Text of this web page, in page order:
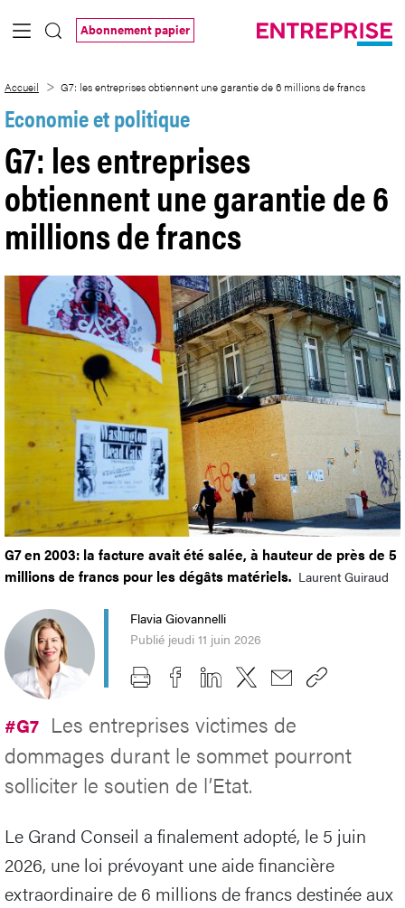
Saut au contenu principal
Abonnement papier
Accueil G7: les entreprises obtiennent une garantie de 6 millions de francs
Economie et politique
G7: les entreprises
obtiennent une garantie de 6
millions de francs
G7 en 2003: la facture avait été salée, à hauteur de près de 5
millions de francs pour les dégâts matériels. Laurent Guiraud
Flavia Giovannelli
Publié jeudi 11 juin 2026
#G7 Les entreprises victimes de
dommages durant le sommet pourront
solliciter le soutien de l’Etat.
Le Grand Conseil a finalement adopté, le 5 juin
2026, une loi prévoyant une aide financière
extraordinaire de 6 millions de francs destinée aux